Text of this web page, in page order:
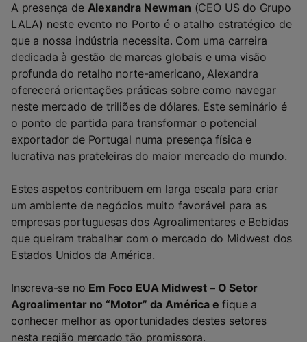
A presença de Alexandra Newman (CEO US do Grupo
LALA) neste evento no Porto é o atalho estratégico de
que a nossa indústria necessita. Com uma carreira
dedicada à gestão de marcas globais e uma visão
profunda do retalho norte-americano, Alexandra
oferecerá orientações práticas sobre como navegar
neste mercado de triliões de dólares. Este seminário é
o ponto de partida para transformar o potencial
exportador de Portugal numa presença física e
lucrativa nas prateleiras do maior mercado do mundo.
Estes aspetos contribuem em larga escala para criar
um ambiente de negócios muito favorável para as
empresas portuguesas dos Agroalimentares e Bebidas
que queiram trabalhar com o mercado do Midwest dos
Estados Unidos da América.
Inscreva-se no Em Foco EUA Midwest – O Setor
Agroalimentar no “Motor” da América e fique a
conhecer melhor as oportunidades destes setores
nesta região mercado tão promissora.